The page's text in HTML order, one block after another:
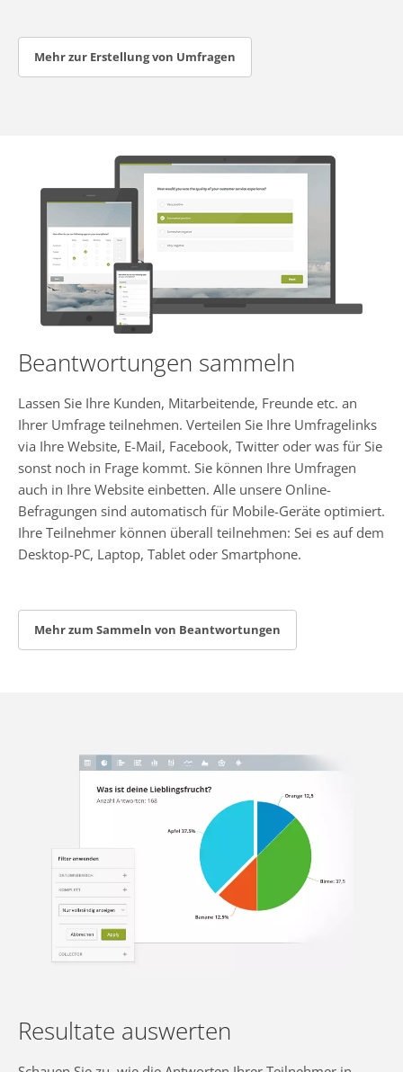
Mehr zur Erstellung von Umfragen
Beantwortungen sammeln
Lassen Sie Ihre Kunden, Mitarbeitende, Freunde etc. an
Ihrer Umfrage teilnehmen. Verteilen Sie Ihre Umfragelinks
via Ihre Website, E-Mail, Facebook, Twitter oder was für Sie
sonst noch in Frage kommt. Sie können Ihre Umfragen
auch in Ihre Website einbetten. Alle unsere Online-
Befragungen sind automatisch für Mobile-Geräte optimiert.
Ihre Teilnehmer können überall teilnehmen: Sei es auf dem
Desktop-PC, Laptop, Tablet oder Smartphone.
Mehr zum Sammeln von Beantwortungen
Resultate auswerten